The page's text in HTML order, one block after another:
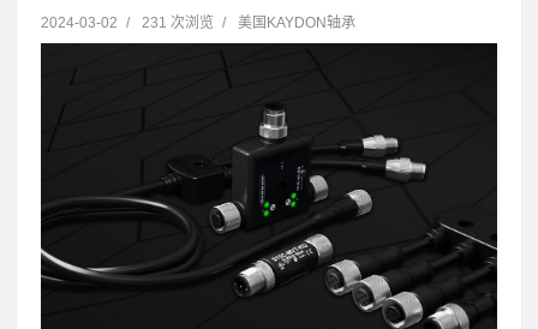
2024-03-02 / 231 次浏览 / 美国KAYDON轴承